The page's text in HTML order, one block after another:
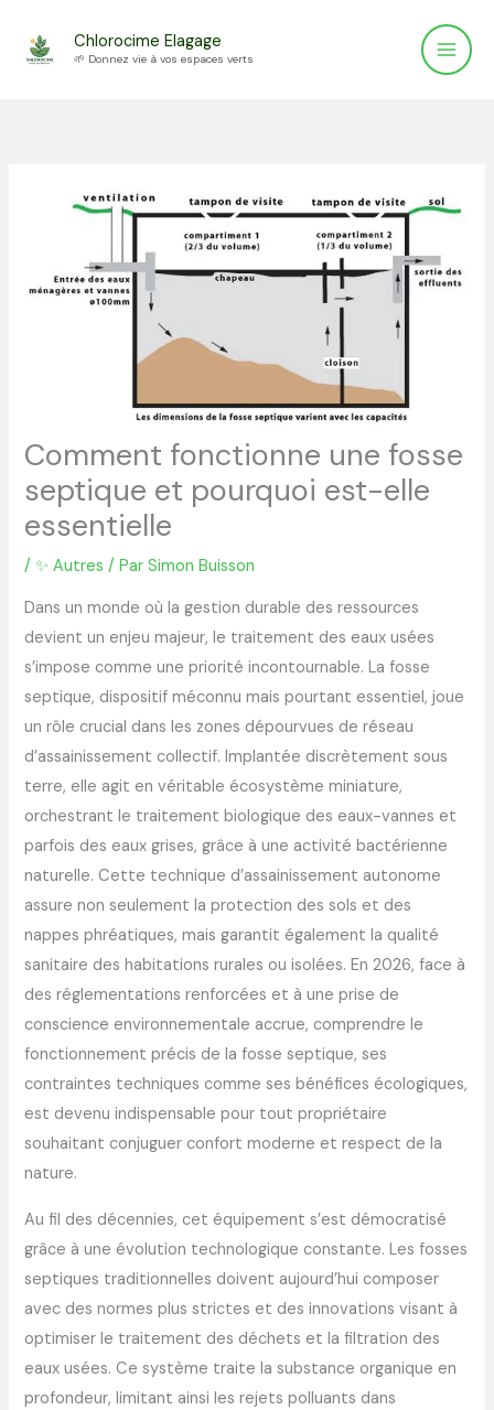
Chlorocime Elagage
🌱 Donnez vie à vos espaces verts
Comment fonctionne une fosse
septique et pourquoi est-elle
essentielle
/✨ Autres / ParSimon Buisson
Dans un monde où la gestion durable des ressources
devient un enjeu majeur, le traitement des eaux usées
s’impose comme une priorité incontournable. La fosse
septique, dispositif méconnu mais pourtant essentiel, joue
un rôle crucial dans les zones dépourvues de réseau
d’assainissement collectif. Implantée discrètement sous
terre, elle agit en véritable écosystème miniature,
orchestrant le traitement biologique des eaux-vannes et
parfois des eaux grises, grâce à une activité bactérienne
naturelle. Cette technique d’assainissement autonome
assure non seulement la protection des sols et des
nappes phréatiques, mais garantit également la qualité
sanitaire des habitations rurales ou isolées. En 2026, face à
des réglementations renforcées et à une prise de
conscience environnementale accrue, comprendre le
fonctionnement précis de la fosse septique, ses
contraintes techniques comme ses bénéfices écologiques,
est devenu indispensable pour tout propriétaire
souhaitant conjuguer confort moderne et respect de la
nature.
Au fil des décennies, cet équipement s’est démocratisé
grâce à une évolution technologique constante. Les fosses
septiques traditionnelles doivent aujourd’hui composer
avec des normes plus strictes et des innovations visant à
optimiser le traitement des déchets et la filtration des
eaux usées. Ce système traite la substance organique en
profondeur, limitant ainsi les rejets polluants dans